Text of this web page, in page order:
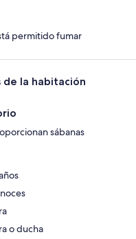
permitido fumar
de la habitación
sábanas
o ducha